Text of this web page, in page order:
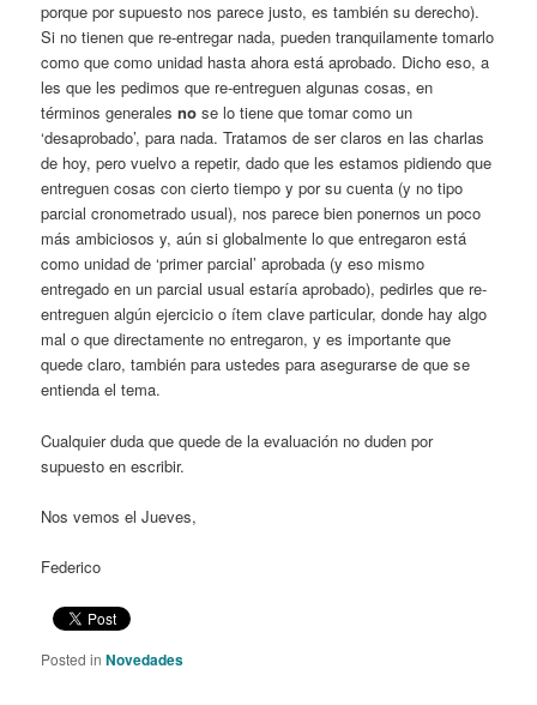
porque por supuesto nos parece justo, es también su derecho).
Si no tienen que re-entregar nada, pueden tranquilamente tomarlo
como que como unidad hasta ahora está aprobado. Dicho eso, a
les que les pedimos que re-entreguen algunas cosas, en
términos generalesno se lo tiene que tomar como un
‘desaprobado’, para nada. Tratamos de ser claros en las charlas
de hoy, pero vuelvo a repetir, dado que les estamos pidiendo que
entreguen cosas con cierto tiempo y por su cuenta (y no tipo
parcial cronometrado usual), nos parece bien ponernos un poco
más ambiciosos y, aún si globalmente lo que entregaron está
como unidad de ‘primer parcial’ aprobada (y eso mismo
entregado en un parcial usual estaría aprobado), pedirles que re-
entreguen algún ejercicio o ítem clave particular, donde hay algo
mal o que directamente no entregaron, y es importante que
quede claro, también para ustedes para asegurarse de que se
entienda el tema.
Cualquier duda que quede de la evaluación no duden por
supuesto en escribir.
Nos vemos el Jueves,
Federico
Posted in Novedades